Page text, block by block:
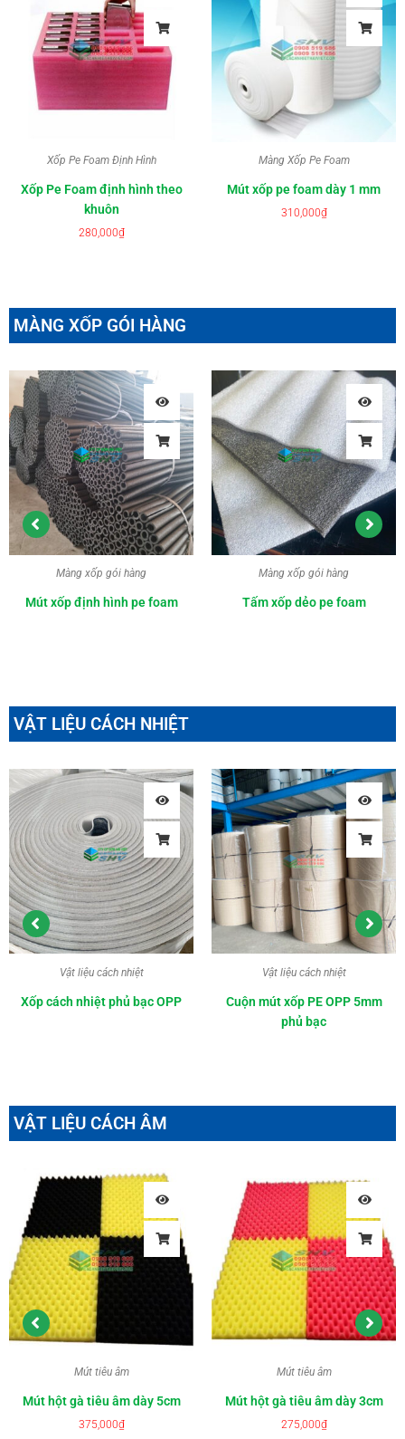
Xốp Pe Foam Định Hình
Xốp Pe Foam định hình theo
khuôn
280,000₫
Màng Xốp Pe Foam
Mút xốp pe foam dày 1 mm
310,000₫
MÀNG XỐP GÓI HÀNG
Màng xốp gói hàng
Mút xốp định hình pe foam
Màng xốp gói hàng
Tấm xốp dẻo pe foam
VẬT LIỆU CÁCH NHIỆT
Vật liệu cách nhiệt
Xốp cách nhiệt phủ bạc OPP
Vật liệu cách nhiệt
Cuộn mút xốp PE OPP 5mm
phủ bạc
VẬT LIỆU CÁCH ÂM
Mút tiêu âm
Mút hột gà tiêu âm dày 5cm
375,000₫
Mút tiêu âm
Mút hột gà tiêu âm dày 3cm
275,000₫